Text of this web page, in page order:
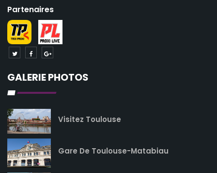
Partenaires
GALERIE PHOTOS
Visitez Toulouse
Gare De Toulouse-Matabiau